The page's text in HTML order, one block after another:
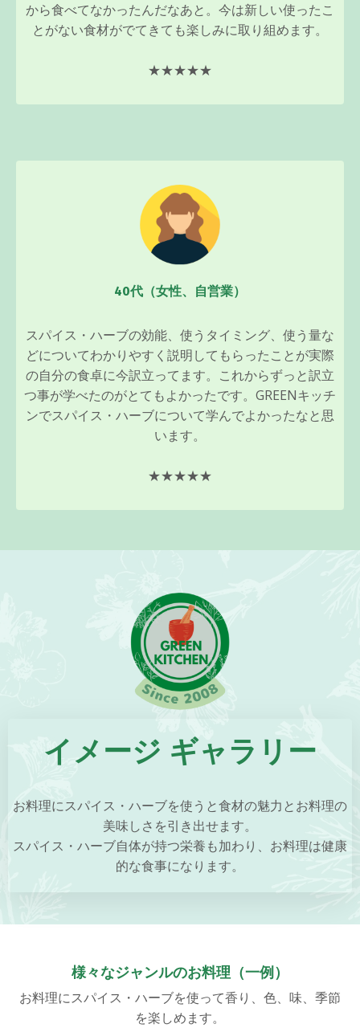
から食べてなかったんだなあと。今は新しい使ったこ
とがない食材がでてきても楽しみに取り組めます。
★★★★★
40代（女性、自営業）
スパイス・ハーブの効能、使うタイミング、使う量な
どについてわかりやすく説明してもらったことが実際
の自分の食卓に今訳立ってます。これからずっと訳立
つ事が学べたのがとてもよかったです。GREENキッチ
ンでスパイス・ハーブについて学んでよかったなと思
います。
★★★★★
イメージ ギャラリー
お料理にスパイス・ハーブを使うと食材の魅力とお料理の
美味しさを引き出せます。
スパイス・ハーブ自体が持つ栄養も加わり、お料理は健康
的な食事になります。
様々なジャンルのお料理（一例）
お料理にスパイス・ハーブを使って香り、色、味、季節
を楽しめます。